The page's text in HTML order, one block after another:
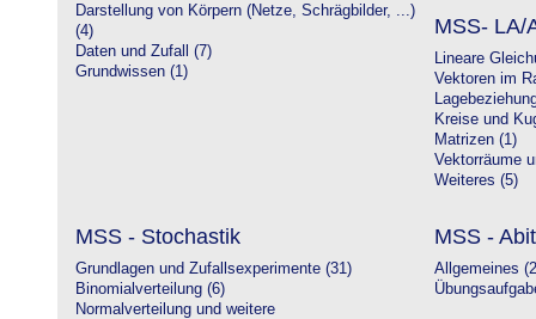
Darstellung von Körpern (Netze, Schrägbilder, ...)
(4)
Daten und Zufall (7)
Grundwissen (1)
MSS- LA/
Lineare
Vektoren im
Kreise und
Matrizen (1)
Vektorräume
Weiteres (5)
MSS - Stochastik
Grundlagen und Zufallsexperimente (31)
Binomialverteilung (6)
Normalverteilung und weitere
MSS -
Allgemeines